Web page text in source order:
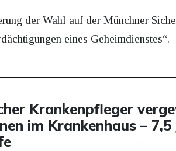
der Wahl auf der Münchner
eines Geheimdienstes“.
Krankenpfleger
im Krankenhaus – 7,5